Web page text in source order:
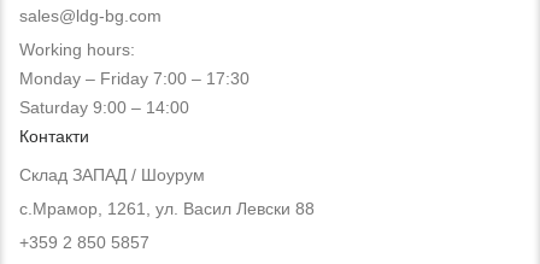
sales@ldg-bg.com
Working hours:
Monday – Friday 7:00 – 17:30
Saturday 9:00 – 14:00
Контакти
Склад ЗАПАД / Шоурум
с.Мрамор, 1261, ул. Васил Левски 88
+359 2 850 5857